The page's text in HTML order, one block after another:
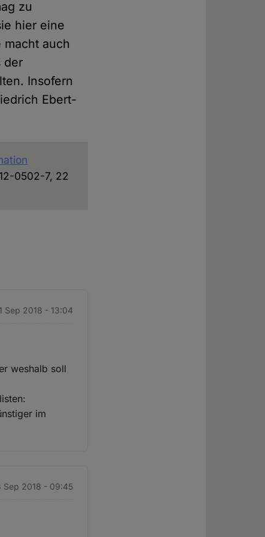
zu
hier eine
auch
der
Insofern
Ebert-
0502-7, 22
Sep 2018 - 13:04
weshalb soll
im
Sep 2018 - 09:45